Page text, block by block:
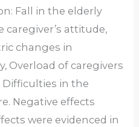
Fall in the elderly
attitude,
changes in
Overload of caregivers
in the
Negative effects
were evidenced in